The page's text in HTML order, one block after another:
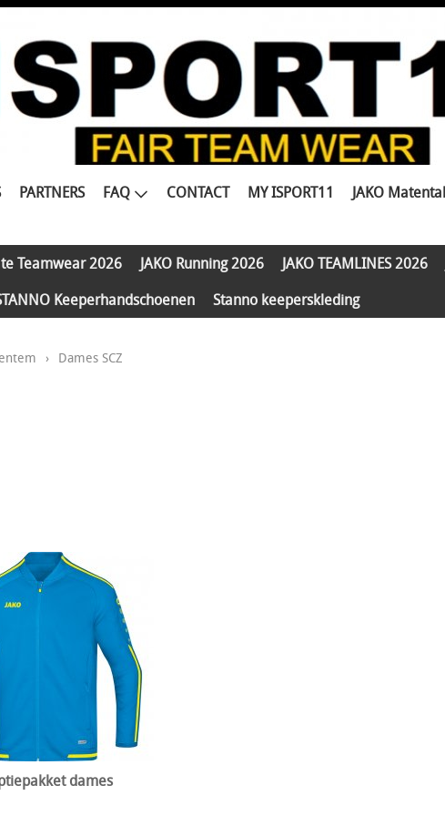
PARTNERS FAQ CONTACT MY ISPORT11
JAKO
Teamwear 2026 JAKO Running 2026 JAKO TEAMLINES 2026
Keeperhandschoenen
Stanno keeperskleding
› Dames SCZ
dames